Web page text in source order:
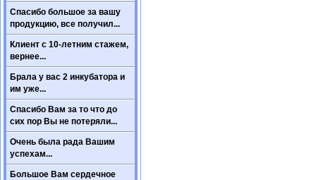
Спасибо большое за вашу
продукцию, все получил...
Клиент с 10-летним стажем,
вернее...
Брала у вас 2 инкубатора и
им уже...
Спасибо Вам за то что до
сих пор Вы не потеряли...
Очень была рада Вашим
успехам...
Большое Вам сердечное